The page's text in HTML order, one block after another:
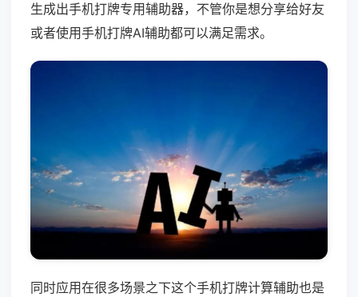
生成出手机打牌专用辅助器，不管你是想分享给好友
或者使用手机打牌AI辅助都可以满足需求。
同时应用在很多场景之下这个手机打牌计算辅助也是